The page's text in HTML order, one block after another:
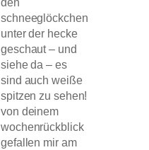
schneeglöckchen
unter der hecke
geschaut – und
siehe da – es
sind auch weiße
spitzen zu sehen!
von deinem
wochenrückblick
gefallen mir am